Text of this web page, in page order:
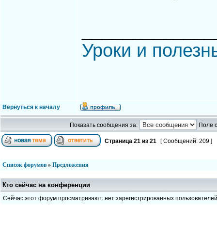
Уроки и
Вернуться к началу
Показать сообщения за: Поле
Страница 21 из 21 [ Сообщений: 209 ]
Список форумов » Предложения
Кто сейчас на конференции
Сейчас этот форум просматривают: нет зарегистрированных пользователей